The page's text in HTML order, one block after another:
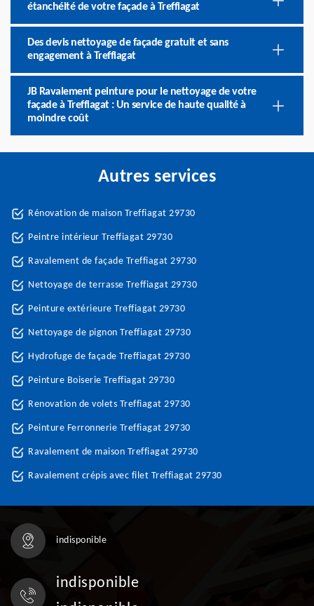
étanchéité de votre façade à Treffiagat
Des devis nettoyage de façade gratuit et sans
engagement à Treffiagat
JB Ravalement peinture pour le nettoyage de votre
façade à Treffiagat : Un service de haute qualité à
moindre coût
Autres services
Rénovation de maison Treffiagat 29730
Peintre intérieur Treffiagat 29730
Ravalement de façade Treffiagat 29730
Nettoyage de terrasse Treffiagat 29730
Peinture extérieure Treffiagat 29730
Nettoyage de pignon Treffiagat 29730
Hydrofuge de façade Treffiagat 29730
Peinture Boiserie Treffiagat 29730
Renovation de volets Treffiagat 29730
Peinture Ferronnerie Treffiagat 29730
Ravalement de maison Treffiagat 29730
Ravalement crépis avec filet Treffiagat 29730
indisponible
indisponible